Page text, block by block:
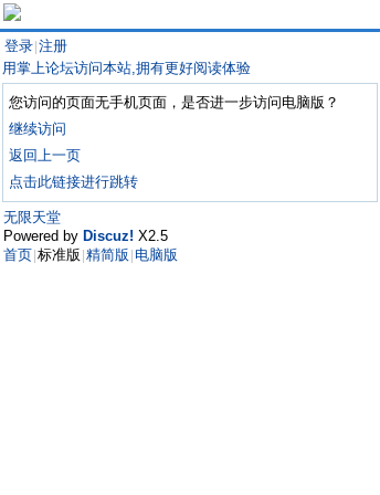
登录 注册
用掌上论坛访问本站,拥有更好阅读体验
您访问的页面无手机页面，是否进一步访问电脑版？
继续访问
返回上一页
点击此链接进行跳转
无限天堂
Powered by Discuz! X2.5
首页 标准版 精简版 电脑版